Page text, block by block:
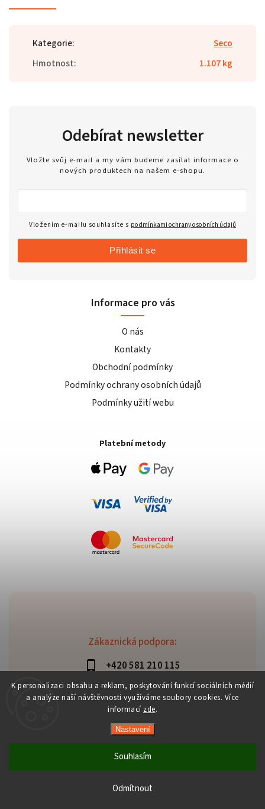
K personalizaci obsahu a reklam, poskytování funkcí sociálních médií
a analýze naší návštěvnosti využíváme soubory cookies. Více
informací zde.
Nastavení
Odmítnout
Souhlasím
Kategorie:
Seco
Hmotnost: 1.107 kg
Zákaznická podpora:
+420 581 210 115
info@davaztechnik.cz
Odebírat newsletter
Vložte svůj e-mail a my vám budeme zasílat informace o
nových produktech na našem e-shopu.
Vložením e-mailu souhlasíte s podmínkami ochrany osobních údajů
Přihlásit se
Informace pro vás
O nás
Kontakty
Obchodní podmínky
Podmínky ochrany osobních údajů
Podmínky užití webu
Platební metody
Copyright 2026Daniš Davaztechnik. Všechna práva